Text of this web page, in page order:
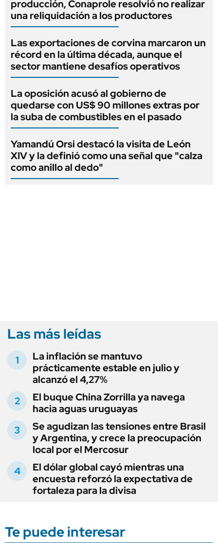
producción, Conaprole resolvió no realizar
una reliquidación a los productores
Las exportaciones de corvina marcaron un
récord en la última década, aunque el
sector mantiene desafíos operativos
La oposición acusó al gobierno de
quedarse con US$ 90 millones extras por
la suba de combustibles en el pasado
Yamandú Orsi destacó la visita de León
XIV y la definió como una señal que "calza
como anillo al dedo"
Las más leídas
La inflación se mantuvo
prácticamente estable en julio y
alcanzó el 4,27%
El buque China Zorrilla ya navega
hacia aguas uruguayas
Se agudizan las tensiones entre Brasil
y Argentina, y crece la preocupación
local por el Mercosur
El dólar global cayó mientras una
encuesta reforzó la expectativa de
fortaleza para la divisa
Te puede interesar